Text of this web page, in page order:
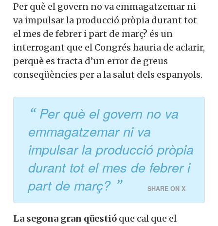
Per què el govern no va emmagatzemar ni
va impulsar la producció pròpia durant tot
el mes de febrer i part de març? és un
interrogant que el Congrés hauria de aclarir,
perquè es tracta d’un error de greus
conseqüències per a la salut dels espanyols.
Per què el govern no va
emmagatzemar ni va
impulsar la producció pròpia
durant tot el mes de febrer i
part de març?
SHARE ON X
La segona gran qüestió que cal que el